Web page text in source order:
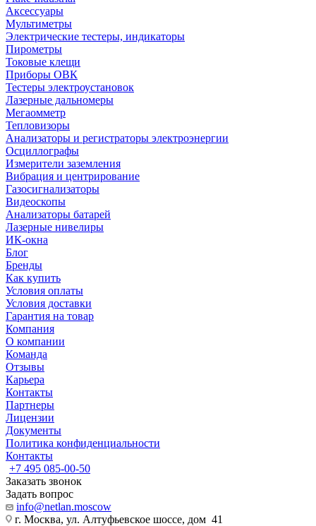
Аксессуары
Мультиметры
Электрические тестеры, индикаторы
Пирометры
Токовые клещи
Приборы ОВК
Тестеры электроустановок
Лазерные дальномеры
Мегаомметр
Тепловизоры
Анализаторы и регистраторы электроэнергии
Осциллографы
Измерители заземления
Вибрация и центрирование
Газосигнализаторы
Видеоскопы
Анализаторы батарей
Лазерные нивелиры
ИК-окна
Блог
Бренды
Как купить
Условия оплаты
Условия доставки
Гарантия на товар
Компания
О компании
Команда
Отзывы
Карьера
Контакты
Партнеры
Лицензии
Документы
Политика конфиденциальности
Контакты
+7 495 085-00-50
Заказать звонок
Задать вопрос
info@netlan.moscow
г. Москва, ул. Алтуфьевское шоссе, дом 41